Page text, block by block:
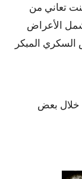
تعاني من
الأعراض
المبكر
بعض